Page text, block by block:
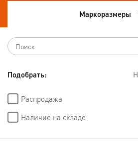
Маркоразмеры
Подобрать:
Распродажа
Наличие на складе